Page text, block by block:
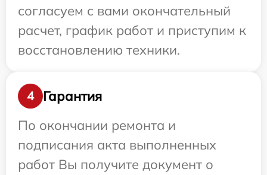
согласуем с вами окончательный
расчет, график работ и приступим к
восстановлению техники.
4
Гарантия
По окончании ремонта и
подписания акта выполненных
работ Вы получите документ о